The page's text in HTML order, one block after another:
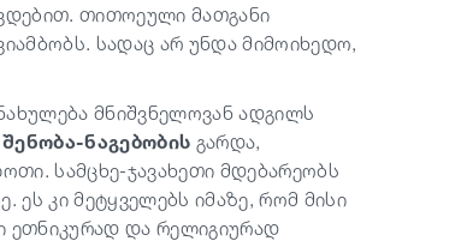
თითოეული მათგანი
სადაც არ უნდა მიმოიხედო,
მნიშვნელოვან ადგილს
ნაგებობის გარდა,
სამცხე-ჯავახეთი მდებარეობს
ეს კი მეტყველებს იმაზე, რომ მისი
ეთნიკურად და რელიგიურად